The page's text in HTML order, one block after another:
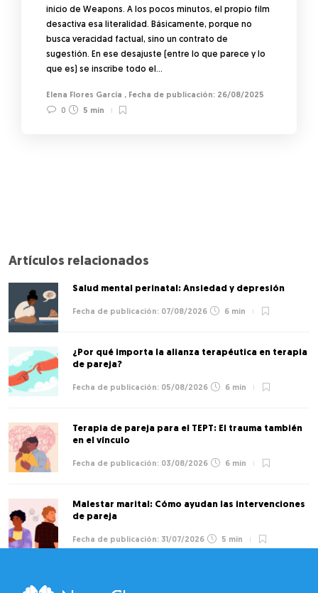
inicio de Weapons. A los pocos minutos, el propio film
desactiva esa literalidad. Básicamente, porque no
busca veracidad factual, sino un contrato de
sugestión. En ese desajuste (entre lo que parece y lo
que es) se inscribe todo el…
Elena Flores García ,
26/08/2025
0
5 min
Artículos relacionados
Salud mental perinatal: Ansiedad y depresión
07/08/2026 6 min
¿Por qué importa la alianza terapéutica en terapia
de pareja?
05/08/2026 6 min
Terapia de pareja para el TEPT: El trauma también
en el vínculo
03/08/2026 6 min
Malestar marital: Cómo ayudan las intervenciones
de pareja
31/07/2026 5 min